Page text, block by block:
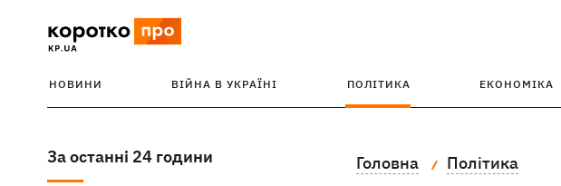
НОВИНИ ВІЙНА В УКРАЇНІ ПОЛІТИКА ЕКОНОМІКА
За останні 24 години Головна Політика